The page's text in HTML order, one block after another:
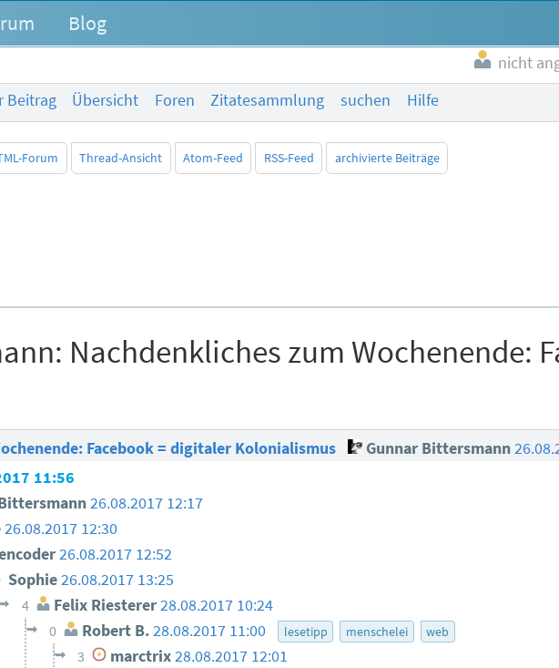
Blog
nicht
Beitrag
Übersicht Foren Zitatesammlung suchen Hilfe
Forum Thread-Ansicht Atom-Feed RSS-Feed archivierte Beiträge
Nachdenkliches zum Wochenende:
Facebook = digitaler Kolonialismus Gunnar Bittersmann
11:56
26.08.2017 12:17
26.08.2017 12:30
26.08.2017 12:52
Sophie26.08.2017 13:25
4 Felix Riesterer28.08.2017 10:24
0 Robert B.28.08.2017 11:00 lesetipp menschelei web
3 marctrix28.08.2017 12:01